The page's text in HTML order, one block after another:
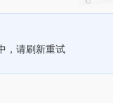
，请刷新重试